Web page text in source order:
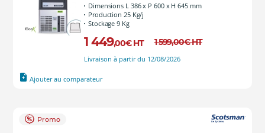
Dimensions L 386 x P 600 x H 645 mm
Production 25 Kg/j
Stockage 9 Kg
1 449,00€ HT 1 599,00€HT
Livraison à partir du 12/08/2026
Ajouter au comparateur
Promo